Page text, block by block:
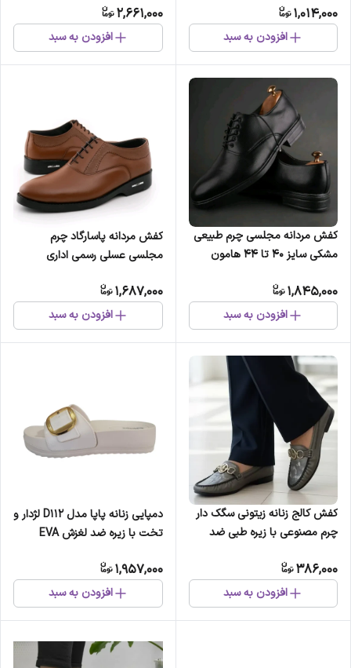
1,014,000
افزودن به سبد
و ورزش
2,661,000
افزودن به سبد
کفش مردانه مجلسی چرم طبیعی
مشکی سایز 40 تا 44 هامون
1,845,000
افزودن به سبد
کفش مردانه پاسارگاد چرم
مجلسی عسلی رسمی اداری
1,687,000
افزودن به سبد
کفش کالج زنانه زیتونی سگک دار
چرم مصنوعی با زیره طبی ضد
386,000
افزودن به سبد
دمپایی زنانه پاپا مدل D112 لژدار و
تخت با زیره ضد لغزش EVA
1,957,000
افزودن به سبد